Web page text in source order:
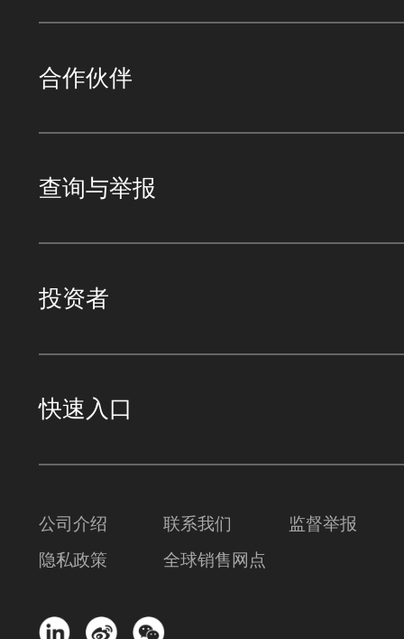
合作伙伴
查询与举报
投资者
快速入口
公司介绍 联系我们
监督举报
隐私政策
全球销售网点